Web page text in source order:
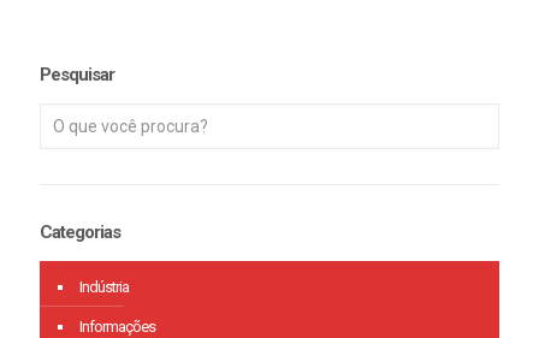
Pesquisar
Categorias
Indústria
Informações